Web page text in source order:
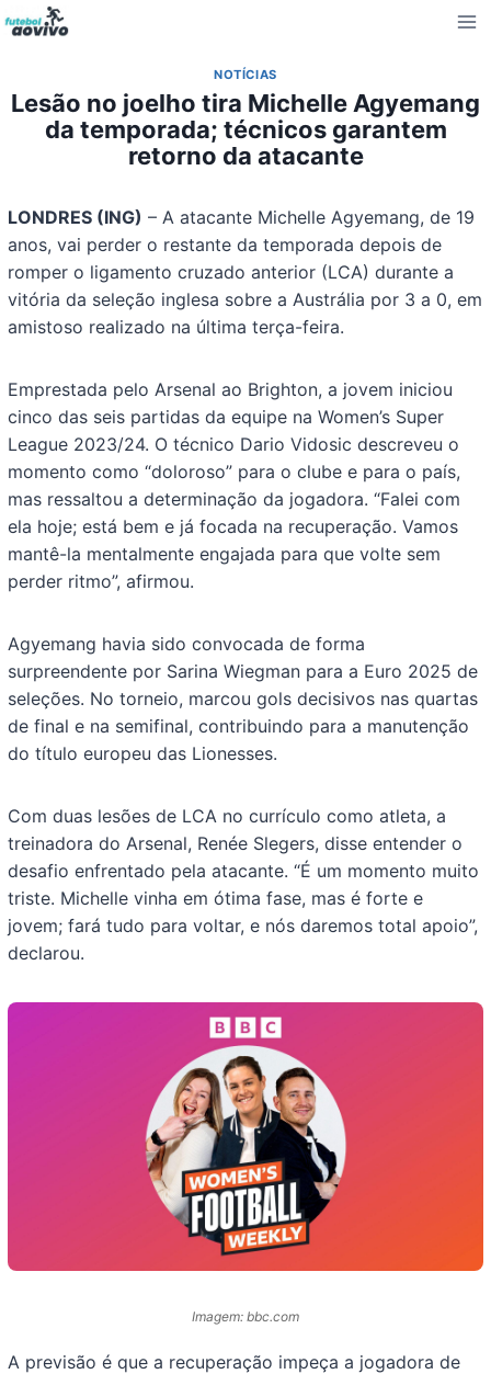
Pular
para
Conteúdo
NOTÍCIAS
Lesão no joelho tira Michelle Agyemang
da temporada; técnicos garantem
retorno da atacante
LONDRES (ING) – A atacante Michelle Agyemang, de 19
anos, vai perder o restante da temporada depois de
romper o ligamento cruzado anterior (LCA) durante a
vitória da seleção inglesa sobre a Austrália por 3 a 0, em
amistoso realizado na última terça-feira.
Emprestada pelo Arsenal ao Brighton, a jovem iniciou
cinco das seis partidas da equipe na Women’s Super
League 2023/24. O técnico Dario Vidosic descreveu o
momento como “doloroso” para o clube e para o país,
mas ressaltou a determinação da jogadora. “Falei com
ela hoje; está bem e já focada na recuperação. Vamos
mantê-la mentalmente engajada para que volte sem
perder ritmo”, afirmou.
Agyemang havia sido convocada de forma
surpreendente por Sarina Wiegman para a Euro 2025 de
seleções. No torneio, marcou gols decisivos nas quartas
de final e na semifinal, contribuindo para a manutenção
do título europeu das Lionesses.
Com duas lesões de LCA no currículo como atleta, a
treinadora do Arsenal, Renée Slegers, disse entender o
desafio enfrentado pela atacante. “É um momento muito
triste. Michelle vinha em ótima fase, mas é forte e
jovem; fará tudo para voltar, e nós daremos total apoio”,
declarou.
Imagem: bbc.com
A previsão é que a recuperação impeça a jogadora de